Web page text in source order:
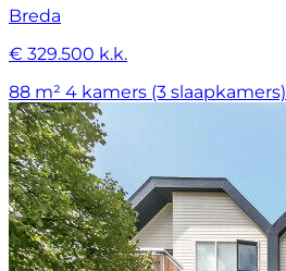
Breda
€ 329.500 k.k.
88 m² 4 kamers (3 slaapkamers)